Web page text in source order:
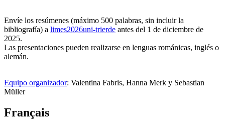
Envíe los resúmenes (máximo 500 palabras, sin incluir la
bibliografía) a limes2026uni-trierde antes del 1 de diciembre de
2025.
Las presentaciones pueden realizarse en lenguas románicas, inglés o
alemán.
Equipo organizador: Valentina Fabris, Hanna Merk y Sebastian
Müller
Français